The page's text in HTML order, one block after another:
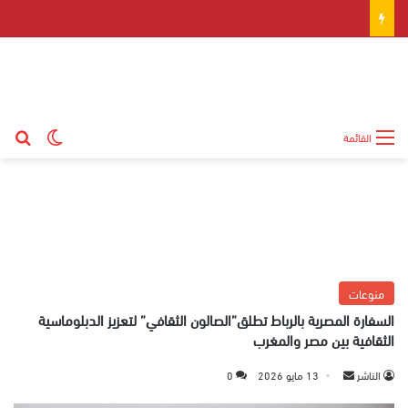
القائمة
منوعات
السفارة المصرية بالرباط تطلق”الصالون الثقافي” لتعزيز الدبلوماسية
الثقافية بين مصر والمغرب
الناشر 13 مايو 2026 0